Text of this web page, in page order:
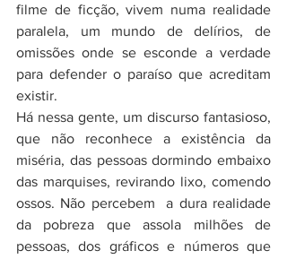
filme de ficção, vivem numa realidade
paralela, um mundo de delírios, de
omissões onde se esconde a verdade
para defender o paraíso que acreditam
existir.
Há nessa gente, um discurso fantasioso,
que não reconhece a existência da
miséria, das pessoas dormindo embaixo
das marquises, revirando lixo, comendo
ossos. Não percebem  a dura realidade
da pobreza que assola milhões de
pessoas, dos gráficos e números que